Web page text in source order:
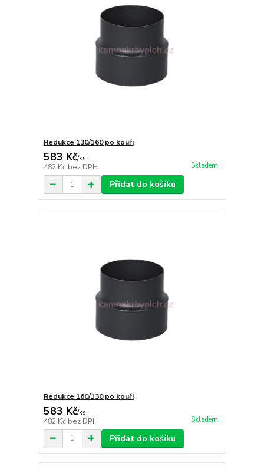
Redukce 130/160 po kouři
583 Kč/ks
482 Kč bez DPH Skladem
Přidat do košíku
Redukce 160/130 po kouři
583 Kč/ks
482 Kč bez DPH Skladem
Přidat do košíku